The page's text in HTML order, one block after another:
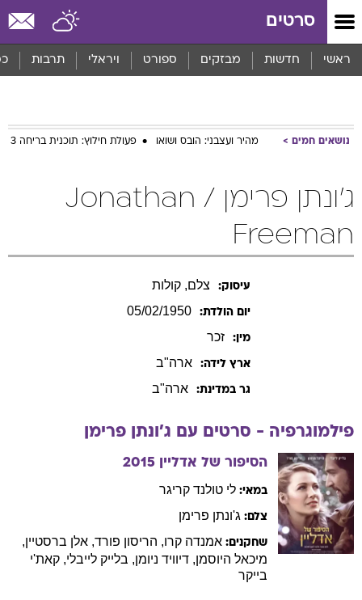
סרטים
ראשי חדשות מבזקים ספורט ויראלי תרבות
נושאים חמים מהיר ועצבני: הובס ושואו פעולת חילוץ: תוכנית בריחה 3
ג'ונתן פרימן / Jonathan
Freeman
עיסוק: צלם, קולות
יום הולדת: 05/02/1950
מין: זכר
ארץ לידה: ארה"ב
גר במדינת: ארה"ב
פילמוגרפיה - סרטים עם ג'ונתן פרימן
הסיפור של אדליין 2015
במאי: לי טולנד קריגר
צלם: ג'ונתן פרימן
שחקנים: אמנדה קרו, הריסון פורד, אלן ברסטיין,
מיכאל היוסמן, דיוויד ניומן, בלייק לייבלי, קאת'י
בייקר